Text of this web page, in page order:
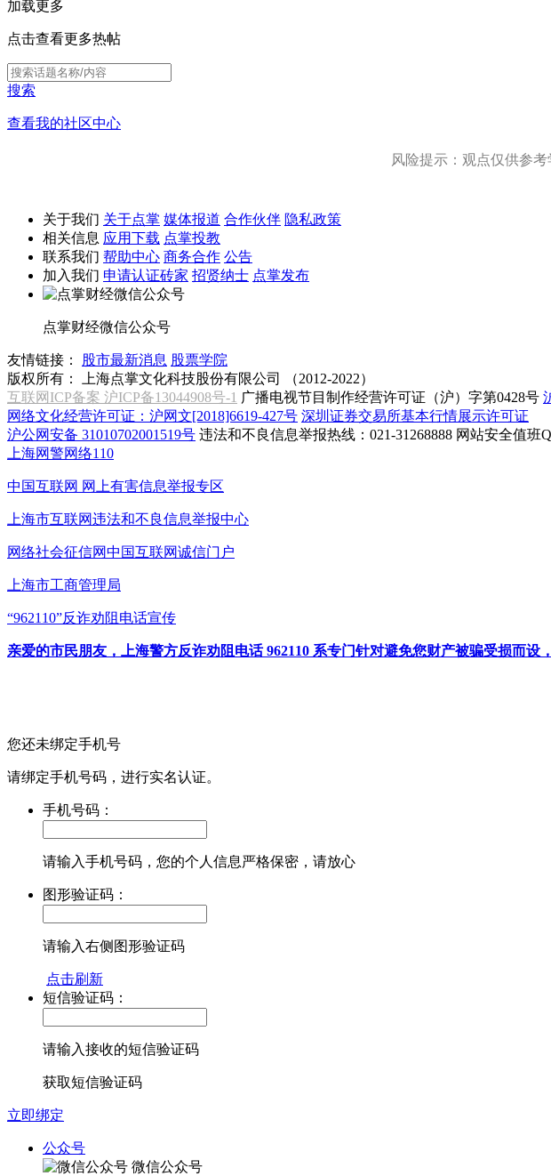
加载更多
点击查看更多热帖
搜索
查看我的社区中心
风险提示：观点仅供参
关于我们 关于点掌 媒体报道 合作伙伴 隐私政策
相关信息 应用下载 点掌投教
联系我们 帮助中心 商务合作 公告
加入我们 申请认证砖家 招贤纳士 点掌发布
点掌财经微信公众号
友情链接： 股市最新消息 股票学院
版权所有：
上海点掌文化科技股份有限公司 （2012-2022）
互联网ICP备案 沪ICP备13044908号-1 广播电视节目制作经营许可证（沪）字第0428号
网络文化经营许可证：沪网文[2018]6619-427号 深圳证券交易所基本行情展示许可证
沪公网安备 31010702001519号 违法和不良信息举报热线：021-31268888 网站安全值班
上海网警网络110
中国互联网 网上有害信息举报专区
上海市互联网违法和不良信息举报中心
网络社会征信网中国互联网诚信门户
上海市工商管理局
“962110”反诈劝阻电话宣传
亲爱的市民朋友，上海警方反诈劝阻电话 962110 系专门针对避免您财产被骗受损而设
您还未绑定手机号
请绑定手机号码，进行实名认证。
手机号码：
请输入手机号码，您的个人信息严格保密，请放心
图形验证码：
请输入右侧图形验证码
点击刷新
短信验证码：
请输入接收的短信验证码
获取短信验证码
立即绑定
公众号
微信公众号